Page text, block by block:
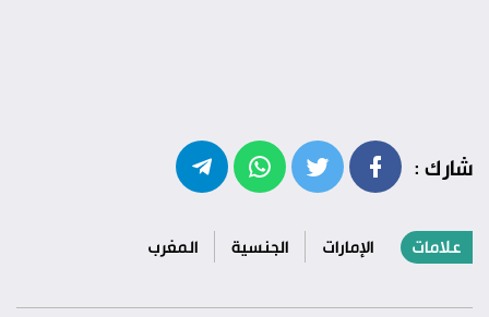
شارك :
علامات الإمارات الجنسية المغرب